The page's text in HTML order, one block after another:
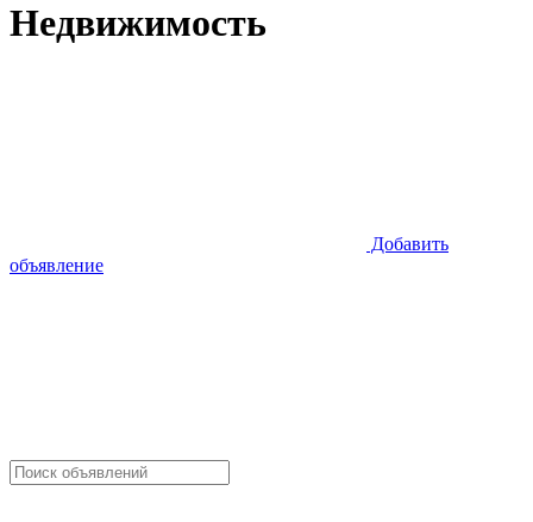
Недвижимость
Добавить
объявление